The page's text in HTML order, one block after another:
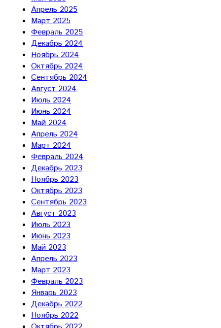
Апрель 2025
Март 2025
Февраль 2025
Декабрь 2024
Ноябрь 2024
Октябрь 2024
Сентябрь 2024
Август 2024
Июль 2024
Июнь 2024
Май 2024
Апрель 2024
Март 2024
Февраль 2024
Декабрь 2023
Ноябрь 2023
Октябрь 2023
Сентябрь 2023
Август 2023
Июль 2023
Июнь 2023
Май 2023
Апрель 2023
Март 2023
Февраль 2023
Январь 2023
Декабрь 2022
Ноябрь 2022